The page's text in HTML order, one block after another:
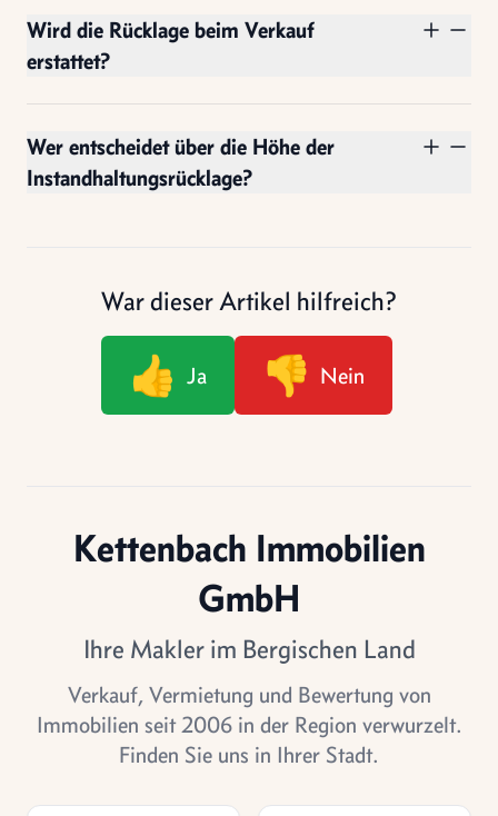
Wird die Rücklage beim Verkauf
erstattet?
Wer entscheidet über die Höhe der
Instandhaltungsrücklage?
War dieser Artikel hilfreich?
👍 Ja 👎 Nein
Kettenbach Immobilien
GmbH
Ihre Makler im Bergischen Land
Verkauf, Vermietung und Bewertung von
Immobilien seit 2006 in der Region verwurzelt.
Finden Sie uns in Ihrer Stadt.